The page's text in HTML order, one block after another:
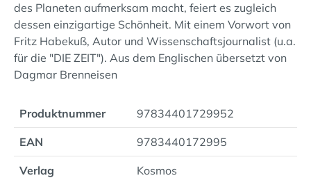
des Planeten aufmerksam macht, feiert es zugleich
dessen einzigartige Schönheit. Mit einem Vorwort von
Fritz Habekuß, Autor und Wissenschaftsjournalist (u.a.
für die "DIE ZEIT"). Aus dem Englischen übersetzt von
Dagmar Brenneisen
Produktnummer 97834401729952
EAN 9783440172995
Verlag Kosmos